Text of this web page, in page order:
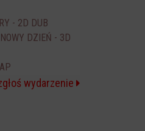
- 2D DUB
DZIEŃ - 3D
wydarzenie